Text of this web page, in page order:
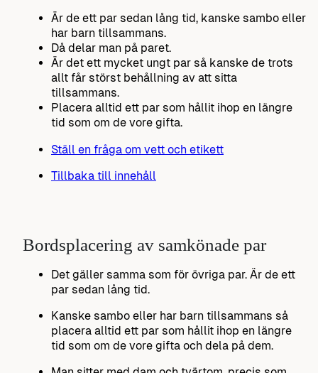
Är de ett par sedan lång tid, kanske sambo eller
har barn tillsammans.
Då delar man på paret.
Är det ett mycket ungt par så kanske de trots
allt får störst behållning av att sitta
tillsammans.
Placera alltid ett par som hållit ihop en längre
tid som om de vore gifta.
Ställ en fråga om vett och etikett
Tillbaka till innehåll
Bordsplacering av samkönade par
Det gäller samma som för övriga par. Är de ett
par sedan lång tid.
Kanske sambo eller har barn tillsammans så
placera alltid ett par som hållit ihop en längre
tid som om de vore gifta och dela på dem.